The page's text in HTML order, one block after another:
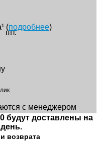
(подробнее)
шт.
с менеджером
будут доставлены на
возврата